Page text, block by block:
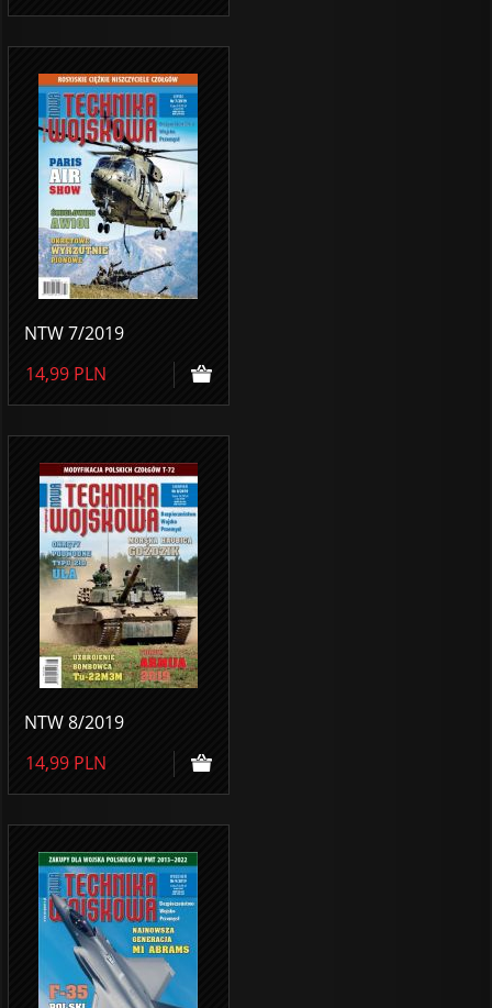
NTW 7/2019
14,99 PLN
NTW 8/2019
14,99 PLN